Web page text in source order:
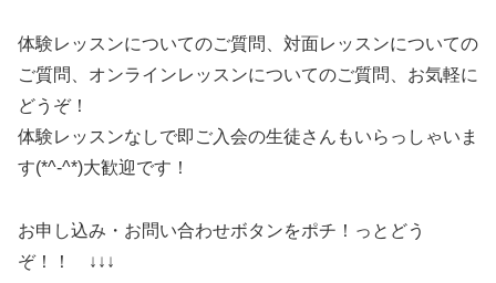
体験レッスンについてのご質問、対面レッスンについての
ご質問、オンラインレッスンについてのご質問、お気軽に
どうぞ！
体験レッスンなしで即ご入会の生徒さんもいらっしゃいま
す(*^-^*)大歓迎です！
お申し込み・お問い合わせボタンをポチ！っとどう
ぞ！！ ↓↓↓